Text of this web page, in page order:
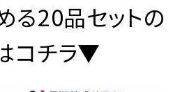
20品セットの
コチラ▼